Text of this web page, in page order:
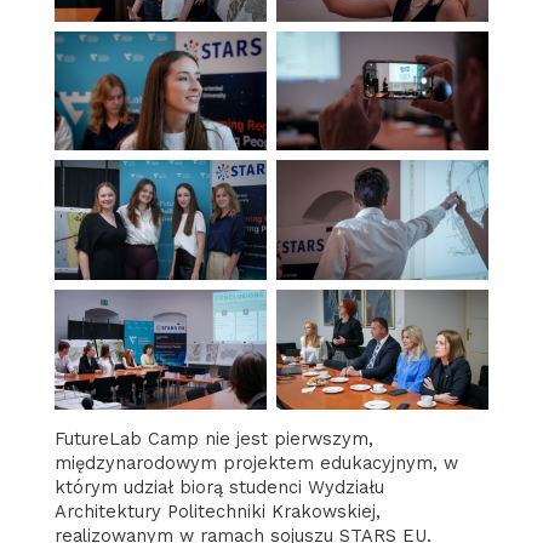
FutureLab Camp nie jest pierwszym,
międzynarodowym projektem edukacyjnym, w
którym udział biorą studenci Wydziału
Architektury Politechniki Krakowskiej,
realizowanym w ramach sojuszu STARS EU.